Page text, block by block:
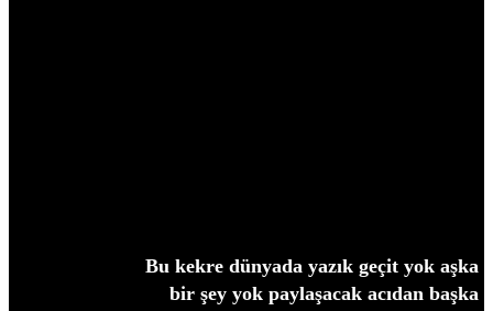
Bu kekre dünyada yazık geçit yok aşka
bir şey yok paylaşacak acıdan başka